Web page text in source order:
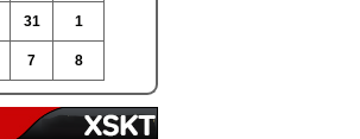
31 1
7 8